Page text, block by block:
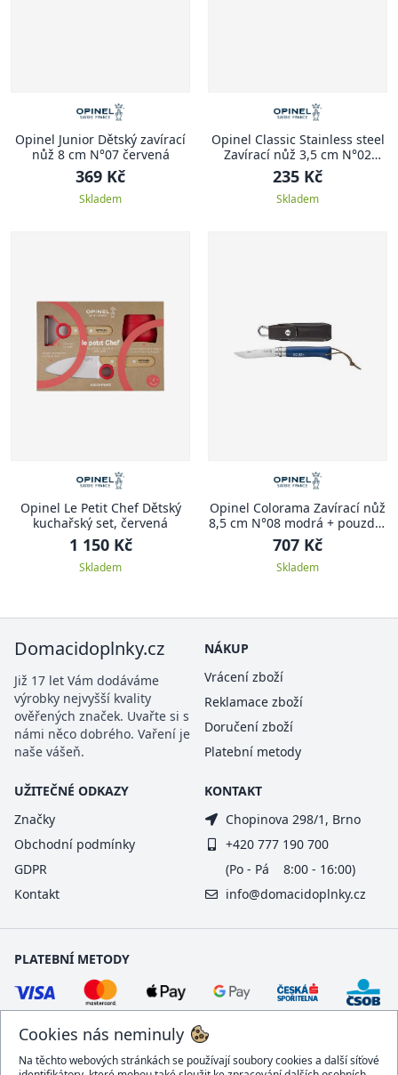
Opinel Junior Dětský zavírací
nůž 8 cm N°07 červená
369 Kč
Skladem
Opinel Classic Stainless steel
Zavírací nůž 3,5 cm N°02
CLASSIC STAINLESS STEEL
235 Kč
Skladem
Opinel Le Petit Chef Dětský
kuchařský set, červená
1 150 Kč
Skladem
Opinel Colorama Zavírací nůž
8,5 cm N°08 modrá + pouzdro
COLORAMA
707 Kč
Skladem
Cookies nás neminuly
Na těchto webových stránkách se používají soubory cookies a další síťové
Domacidoplnky.cz
Již 17 let Vám dodáváme
výrobky nejvyšší kvality
ověřených značek. Uvařte si s
námi něco dobrého. Vaření je
naše vášeň.
NÁKUP
Vrácení zboží
Reklamace zboží
Doručení zboží
Platební metody
UŽITEČNÉ ODKAZY
Značky
Obchodní podmínky
GDPR
Kontakt
KONTAKT
Chopinova 298/1, Brno
+420 777 190 700
(Po - Pá 8:00 - 16:00)
info@domacidoplnky.cz
PLATEBNÍ METODY